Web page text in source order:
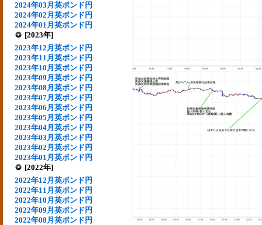
2024年03月英ポンド円
2024年02月英ポンド円
2024年01月英ポンド円
[2023年]
2023年12月英ポンド円
2023年11月英ポンド円
2023年10月英ポンド円
2023年09月英ポンド円
2023年08月英ポンド円
2023年07月英ポンド円
2023年06月英ポンド円
2023年05月英ポンド円
2023年04月英ポンド円
2023年03月英ポンド円
2023年02月英ポンド円
2023年01月英ポンド円
[2022年]
2022年12月英ポンド円
2022年11月英ポンド円
2022年10月英ポンド円
2022年09月英ポンド円
2022年08月英ポンド円